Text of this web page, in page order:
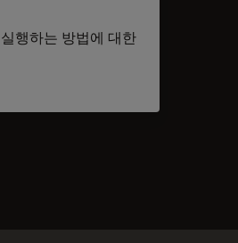
행하는 방법에 대한